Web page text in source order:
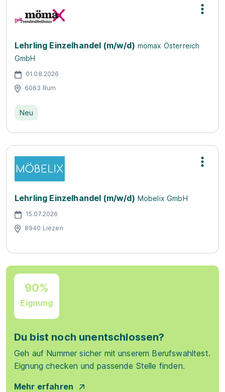
Lehrling Einzelhandel (m/w/d) mömax Österreich
GmbH
01.08.2026
6063 Rum
Neu
Lehrling Einzelhandel (m/w/d) Möbelix GmbH
15.07.2026
8940 Liezen
90%
Eignung
Du bist noch unentschlossen?
Geh auf Nummer sicher mit unserem Berufswahltest.
Eignung checken und passende Stelle finden.
Mehr erfahren